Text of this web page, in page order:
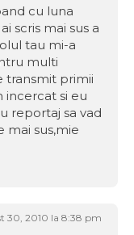
cu luna
scris mai sus a
tau mi-a
multi
transmit primii
incercat si eu
reportaj sa vad
mai sus,mie
30, 2010 la 8:38 pm